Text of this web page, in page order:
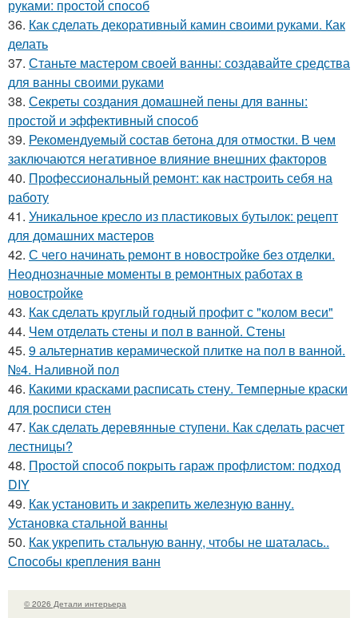
руками: простой способ
36. Как сделать декоративный камин своими руками. Как
делать
37. Станьте мастером своей ванны: создавайте средства
для ванны своими руками
38. Секреты создания домашней пены для ванны:
простой и эффективный способ
39. Рекомендуемый состав бетона для отмостки. В чем
заключаются негативное влияние внешних факторов
40. Профессиональный ремонт: как настроить себя на
работу
41. Уникальное кресло из пластиковых бутылок: рецепт
для домашних мастеров
42. С чего начинать ремонт в новостройке без отделки.
Неоднозначные моменты в ремонтных работах в
новостройке
43. Как сделать круглый годный профит с "колом веси"
44. Чем отделать стены и пол в ванной. Стены
45. 9 альтернатив керамической плитке на пол в ванной.
№4. Наливной пол
46. Какими красками расписать стену. Темперные краски
для росписи стен
47. Как сделать деревянные ступени. Как сделать расчет
лестницы?
48. Простой способ покрыть гараж профлистом: подход
DIY
49. Как установить и закрепить железную ванну.
Установка стальной ванны
50. Как укрепить стальную ванну, чтобы не шаталась..
Способы крепления ванн
© 2026 Детали интерьера